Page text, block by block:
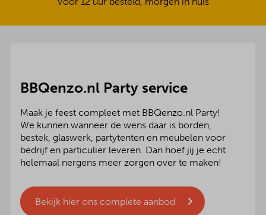
BBQenzo.nl Party service
Maak je feest compleet met BBQenzo.nl Party!
We kunnen wanneer de wens daar is borden,
bestek, glaswerk, partytenten en meubelen voor
bedrijf en particulier leveren. Dan hoef jij je echt
helemaal nergens meer zorgen over te maken!
Bekijk hier ons complete aanbod